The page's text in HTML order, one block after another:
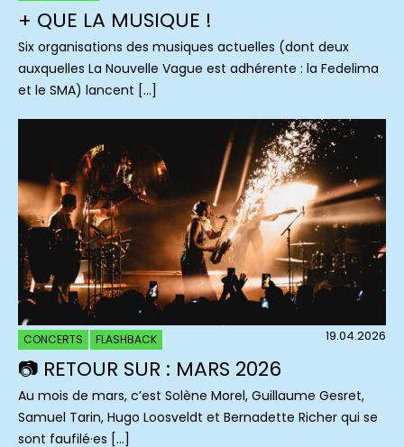
+ QUE LA MUSIQUE !
Six organisations des musiques actuelles (dont deux
auxquelles La Nouvelle Vague est adhérente : la Fedelima
et le SMA) lancent […]
CONCERTS FLASHBACK 19.04.2026
📷 RETOUR SUR : MARS 2026
Au mois de mars, c’est Solène Morel, Guillaume Gesret,
Samuel Tarin, Hugo Loosveldt et Bernadette Richer qui se
sont faufilé·es […]